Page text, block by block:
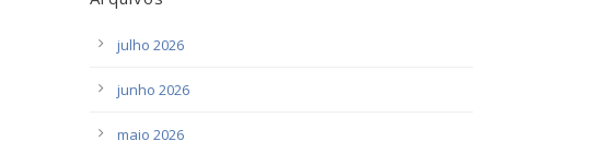
julho 2026
junho 2026
maio 2026